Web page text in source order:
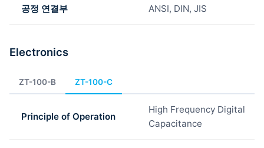
공정 연결부 ANSI, DIN, JIS
Electronics
ZT-100-B ZT-100-C
Principle of Operation
High Frequency Digital
Capacitance